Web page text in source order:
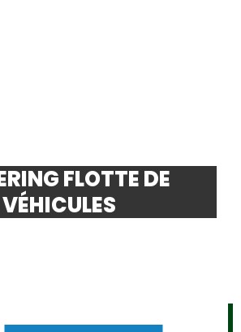
FLOTTE DE
VÉHICULES